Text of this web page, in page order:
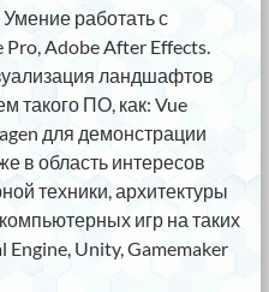
работать с
Adobe After Effects.
ландшафтов
такого ПО, как: Vue
для демонстрации
в область интересов
техники, архитектуры
игр на таких
Engine, Unity, Gamemaker